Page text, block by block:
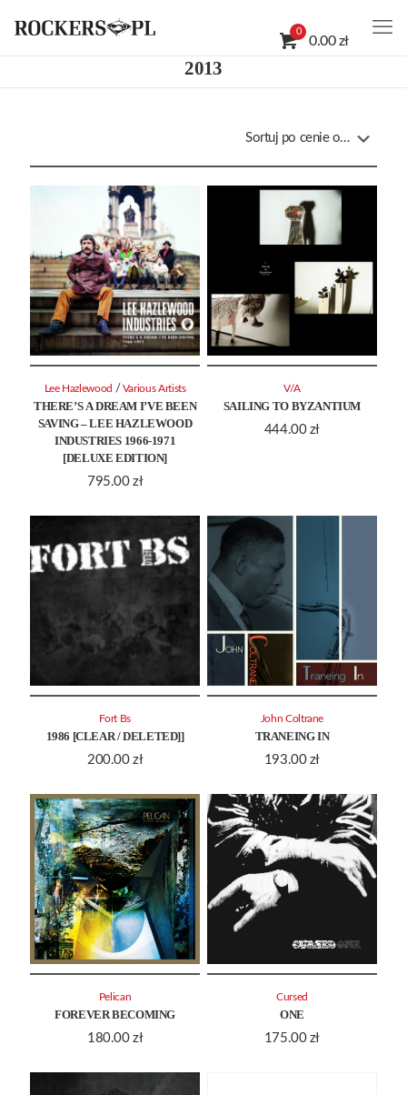
0
0.00 zł
2013
THERE’S A DREAM I’VE BEEN
SAVING – LEE HAZLEWOOD
INDUSTRIES 1966-1971
[DELUXE EDITION]
795.00 zł
Lee Hazlewood / Various Artists
SAILING TO BYZANTIUM
444.00 zł
V/A
1986 [CLEAR / DELETED]]
200.00 zł
Fort Bs
TRANEING IN
193.00 zł
John Coltrane
FOREVER BECOMING
180.00 zł
Pelican
ONE
175.00 zł
Cursed